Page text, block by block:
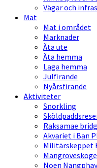
Vägar och
Mat
Mat i området
Marknader
Äta ute
Äta hemma
Laga hemma
Julfirande
Nyårsfirande
Aktiviteter
Snorkling
Raksamae
Akvariet i Ban
Militärskeppet
Noen